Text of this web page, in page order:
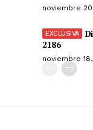
noviembre
2186
noviembre